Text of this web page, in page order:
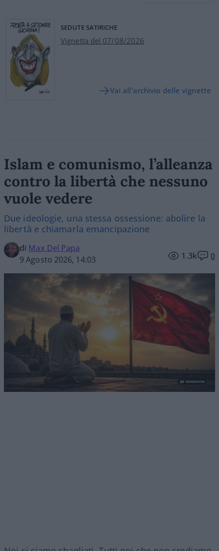
SEDUTE SATIRICHE
Vignetta del 07/08/2026
Vai all'archivio delle vignette
Islam e comunismo, l’alleanza
contro la libertà che nessuno
vuole vedere
Due ideologie, una stessa ossessione: abolire la
libertà e chiamarla emancipazione
di Max Del Papa
9 Agosto 2026, 14:03
1.3k 0